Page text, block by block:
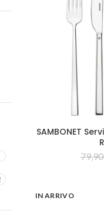
SAMBONET
79,90
IN ARRIVO